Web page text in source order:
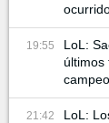
19:55
LoL:
últimos
21:42
LoL: